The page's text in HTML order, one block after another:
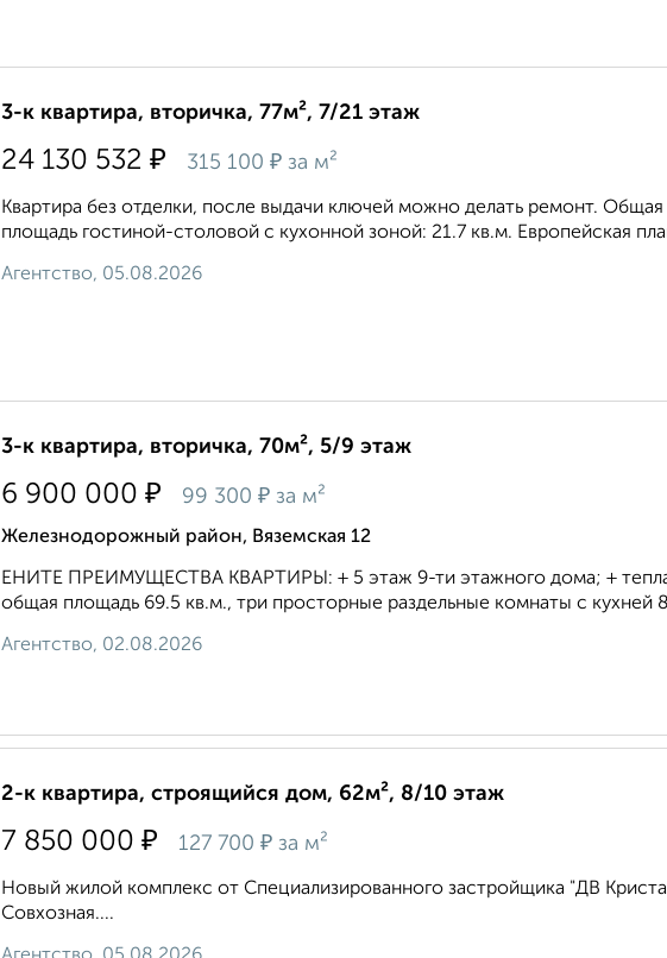
3-к квартира, вторичка, 77м², 7/21 этаж
24 130 532 ₽ 315 100 ₽ за м²
Квартира без отделки, после выдачи ключей можно делать ремонт.
площадь гостиной-столовой с кухонной зоной: 21.7 кв.м. Европейская
Агентство, 05.08.2026
3-к квартира, вторичка, 70м², 5/9 этаж
6 900 000 ₽ 99 300 ₽ за м²
Железнодорожный район, Вяземская 12
ЕНИТЕ ПРЕИМУЩЕСТВА КВАРТИРЫ: + 5 этаж 9-ти этажного дома; +
общая площадь 69.5 кв.м., три просторные раздельные комнаты с кухней
Агентство, 02.08.2026
2-к квартира, строящийся дом, 62м², 8/10 этаж
7 850 000 ₽ 127 700 ₽ за м²
Новый жилой комплекс от Специализированного застройщика "ДВ
Совхозная....